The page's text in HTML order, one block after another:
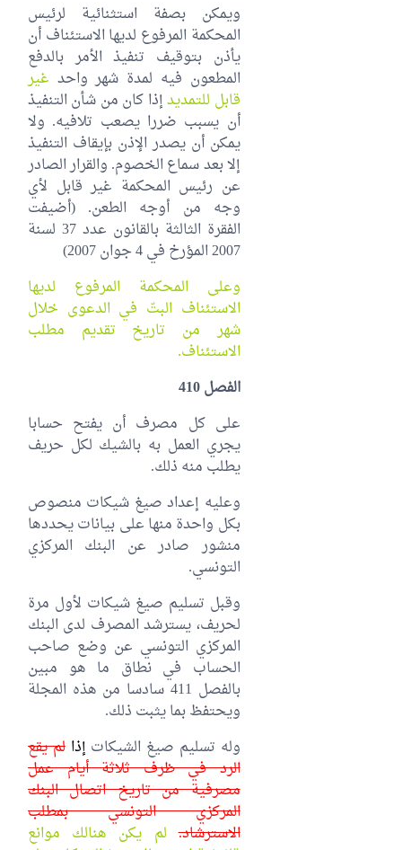
ويمكن بصفة استثنائية لرئيس
المحكمة المرفوع لديها الاستئناف أن
يأذن بتوقيف تنفيذ الأمر بالدفع
المطعون فيه لمدة شهر واحد غير
قابل للتمديدإذا كان من شأن التنفيذ
أن يسبب ضررا يصعب تلافيه. ولا
يمكن أن يصدر الإذن بإيقاف التنفيذ
إلا بعد سماع الخصوم. والقرار الصادر
عن رئيس المحكمة غير قابل لأي
وجه من أوجه الطعن. (أضيفت
الفقرة الثالثة بالقانون عدد 37 لسنة
2007 المؤرخ في 4 جوان 2007‏)
وعلى المحكمة المرفوع لديها
الاستئناف البتّ في الدعوى خلال
شهر من تاريخ تقديم مطلب
الاستئناف.
الفصل 410
على كل مصرف أن يفتح حسابا
يجري العمل به بالشيك لكل حريف
يطلب منه ذلك.
وعليه إعداد صيغ شيكات منصوص
بكل واحدة منها على بيانات يحددها
منشور صادر عن البنك المركزي
التونسي.
وقبل تسليم صيغ شيكات لأول مرة
لحريف، يسترشد المصرف لدى البنك
المركزي التونسي عن وضع صاحب
الحساب في نطاق ما هو مبين
بالفصل 411 سادسا من هذه المجلة
ويحتفظ بما يثبت ذلك.
وله تسليم صيغ الشيكات إذالم يقع
الرد في ظرف ثلاثة أيام عمل
مصرفية من تاريخ اتصال البنك
المركزي التونسي بمطلب
الاسترشاد.لم يكن هنالك موانع